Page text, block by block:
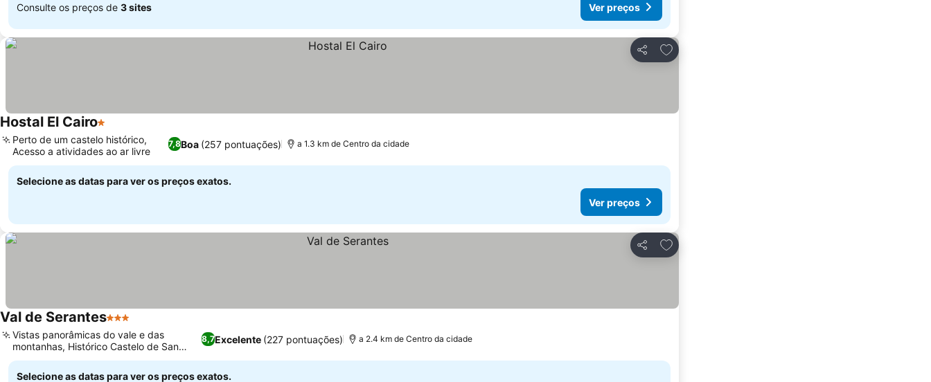
Consulte os preços de 3 sites Ver preços
Partilhar
Adicionar aos favoritos
Hostal El Cairo1 Estrelas
7,8Boa (257 pontuações)
Perto de um castelo histórico,
Acesso a atividades ao ar livre
a 1.3 km de Centro da cidade
Selecione as datas para ver os preços exatos.
Ver preços
Partilhar
Adicionar aos favoritos
Val de Serantes3 Estrelas
8,7Excelente (227 pontuações)
Vistas panorâmicas do vale e das
montanhas, Histórico Castelo de San
Felipe por perto
a 2.4 km de Centro da cidade
Selecione as datas para ver os preços exatos.